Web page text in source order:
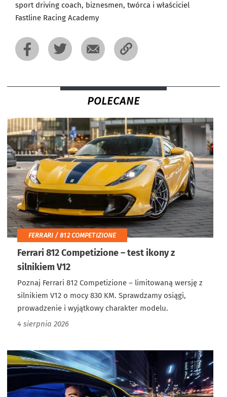
sport driving coach, biznesmen, twórca i właściciel
Fastline Racing Academy
POLECANE
FERRARI / 812 COMPETIZIONE
Ferrari 812 Competizione – test ikony z
silnikiem V12
Poznaj Ferrari 812 Competizione – limitowaną wersję z
silnikiem V12 o mocy 830 KM. Sprawdzamy osiągi,
prowadzenie i wyjątkowy charakter modelu.
4 sierpnia 2026